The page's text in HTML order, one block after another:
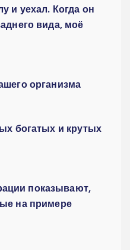
и уехал. Когда он
вида, моё
организма
богатых и крутых
показывают,
на примере